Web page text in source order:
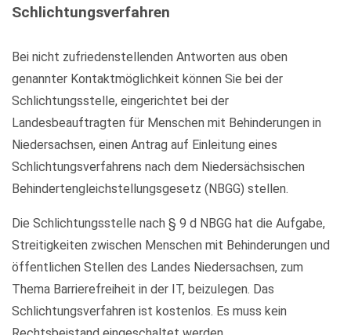
Schlichtungsverfahren
Bei nicht zufriedenstellenden Antworten aus oben
genannter Kontaktmöglichkeit können Sie bei der
Schlichtungsstelle, eingerichtet bei der
Landesbeauftragten für Menschen mit Behinderungen in
Niedersachsen, einen Antrag auf Einleitung eines
Schlichtungsverfahrens nach dem Niedersächsischen
Behindertengleichstellungsgesetz (NBGG) stellen.
Die Schlichtungsstelle nach § 9 d NBGG hat die Aufgabe,
Streitigkeiten zwischen Menschen mit Behinderungen und
öffentlichen Stellen des Landes Niedersachsen, zum
Thema Barrierefreiheit in der IT, beizulegen. Das
Schlichtungsverfahren ist kostenlos. Es muss kein